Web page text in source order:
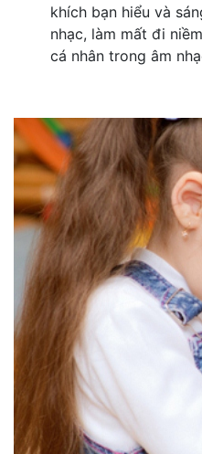
khích bạn hiểu và
nhạc, làm mất đi
cá nhân trong âm